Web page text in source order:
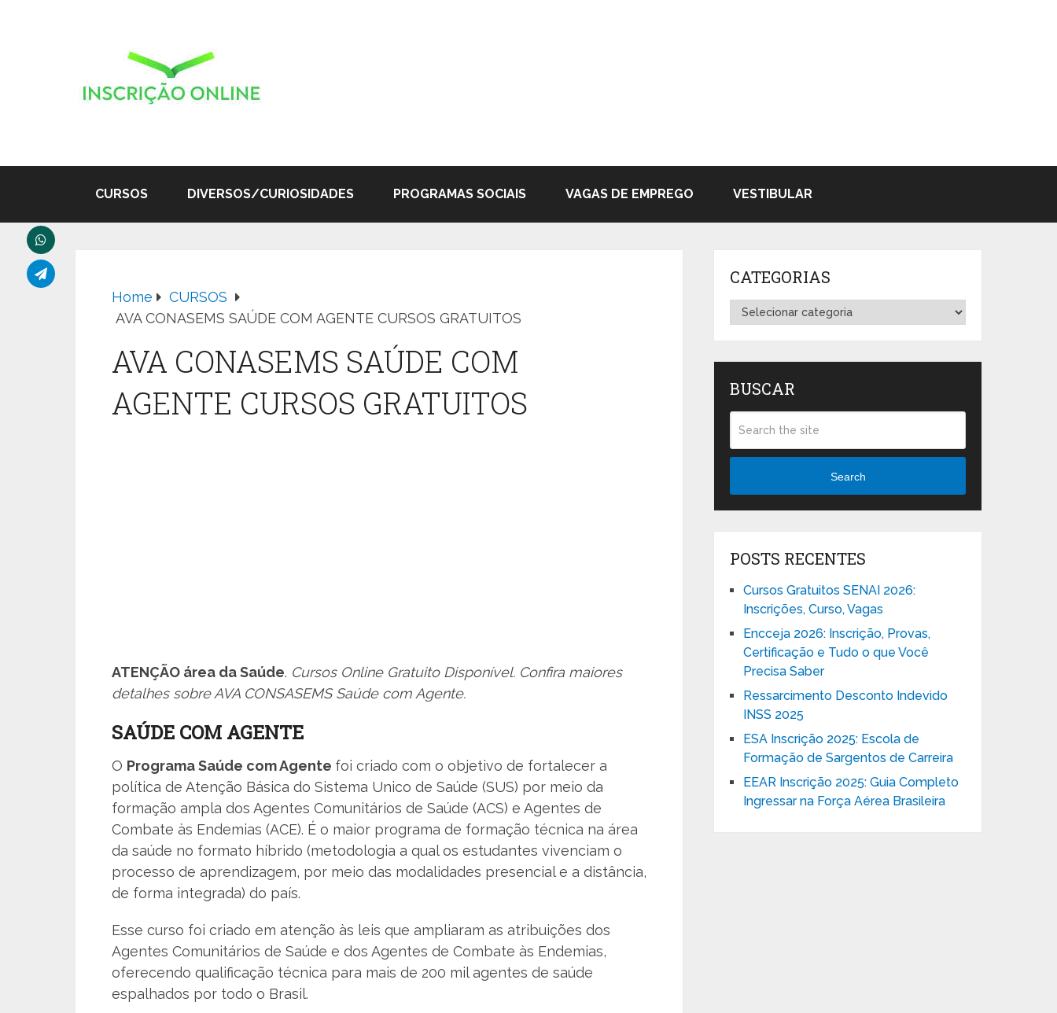
CURSOS DIVERSOS/CURIOSIDADES PROGRAMAS SOCIAIS VAGAS DE EMPREGO VESTIBULAR
Home
CURSOS
AVA CONASEMS SAÚDE COM AGENTE CURSOS GRATUITOS
AVA CONASEMS SAÚDE COM
AGENTE CURSOS GRATUITOS
ATENÇÃO área da Saúde. Cursos Online Gratuito Disponível. Confira maiores
detalhes sobre AVA CONSASEMS Saúde com Agente.
SAÚDE COM AGENTE
O Programa Saúde com Agente foi criado com o objetivo de fortalecer a
política de Atenção Básica do Sistema Unico de Saúde (SUS) por meio da
formação ampla dos Agentes Comunitários de Saúde (ACS) e Agentes de
Combate às Endemias (ACE). É o maior programa de formação técnica na área
da saúde no formato híbrido (metodologia a qual os estudantes vivenciam o
processo de aprendizagem, por meio das modalidades presencial e a distância,
de forma integrada) do país.
Esse curso foi criado em atenção às leis que ampliaram as atribuições dos
Agentes Comunitários de Saúde e dos Agentes de Combate às Endemias,
oferecendo qualificação técnica para mais de 200 mil agentes de saúde
espalhados por todo o Brasil.
CATEGORIAS
Categorias
BUSCAR
Search
POSTS RECENTES
Cursos Gratuitos SENAI 2026:
Inscrições, Curso, Vagas
Encceja 2026: Inscrição, Provas,
Certificação e Tudo o que Você
Precisa Saber
Ressarcimento Desconto Indevido
INSS 2025
ESA Inscrição 2025: Escola de
Formação de Sargentos de Carreira
EEAR Inscrição 2025: Guia Completo
Ingressar na Força Aérea Brasileira